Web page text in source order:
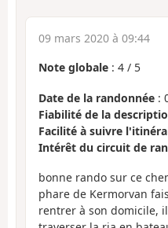
09 mars 2020 à 09:44
Note globale : 4 / 5
Date de la randonnée :
Fiabilité de la
Facilité à suivre
Intérêt du circuit de
bonne rando sur ce
phare de Kermorvan
rentrer à son domicile,